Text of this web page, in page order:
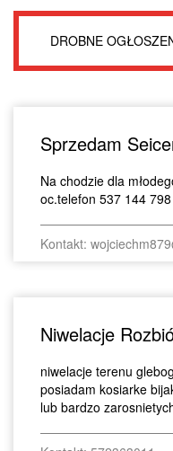
DROBNE
Sprzedam
Na chodzie dla
oc.telefon 537 144
Kontakt:
Niwelacje
niwelacje terenu
posiadam kosiarke
lub bardzo